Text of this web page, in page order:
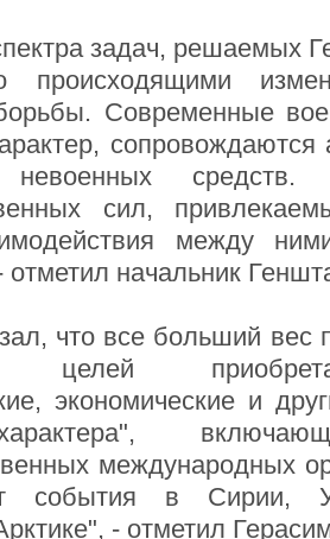
задач, решаемых
происходящими
Современные
средств.
сил,
между
отметил начальник
что все больший вес
целей
экономические и
международных
события в Сирии,
- отметил